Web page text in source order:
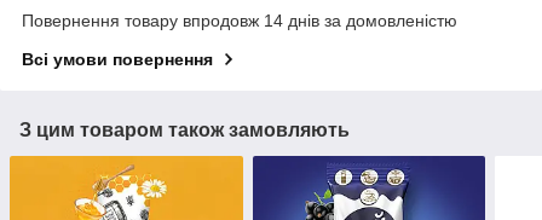
Повернення товару впродовж 14 днів за домовленістю
Всі умови повернення
З цим товаром також замовляють